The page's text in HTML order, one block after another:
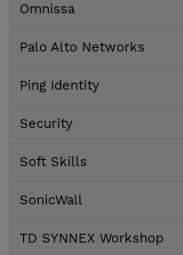
Omnissa
Palo Alto Networks
Ping Identity
Security
Soft Skills
SonicWall
TD SYNNEX Workshop